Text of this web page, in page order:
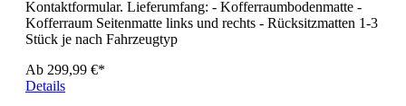
Kontaktformular. Lieferumfang: - Kofferraumbodenmatte -
Kofferraum Seitenmatte links und rechts - Rücksitzmatten 1-3
Stück je nach Fahrzeugtyp
Ab 299,99 €*
Details